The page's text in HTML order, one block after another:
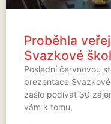
Proběhla
Svazkové
Poslední červnovou
prezentace
zašlo podívat 30
vám k tomu,